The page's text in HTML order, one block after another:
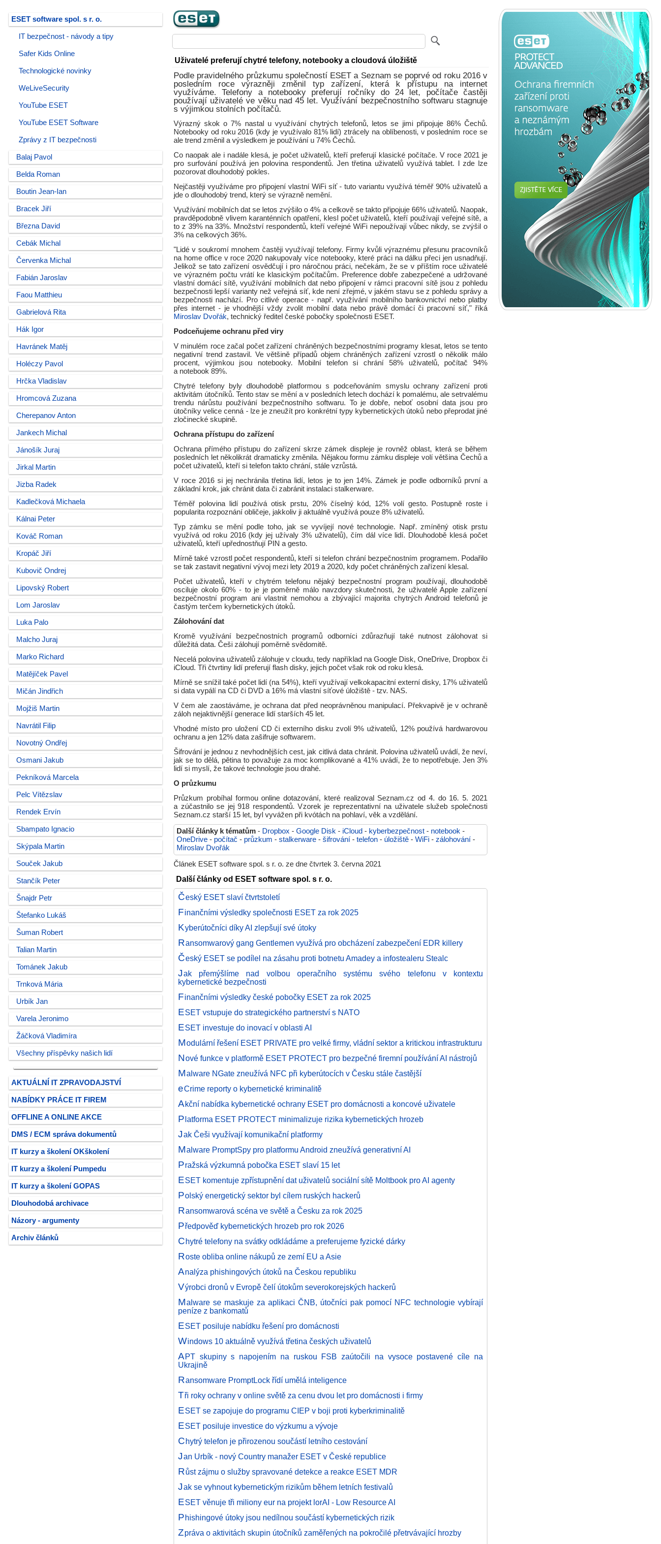
ESET software spol. s r. o.
IT bezpečnost - návody a tipy
Safer Kids Online
Technologické novinky
WeLiveSecurity
YouTube ESET
YouTube ESET Software
Zprávy z IT bezpečnosti
Balaj Pavol
Belda Roman
Boutin Jean-Ian
Bracek Jiří
Března David
Cebák Michal
Červenka Michal
Fabián Jaroslav
Faou Matthieu
Gabrielová Rita
Hák Igor
Havránek Matěj
Holéczy Pavol
Hrčka Vladislav
Hromcová Zuzana
Cherepanov Anton
Jankech Michal
Jánošík Juraj
Jirkal Martin
Jizba Radek
Kadlečková Michaela
Kálnai Peter
Kováč Roman
Kropáč Jiří
Kubovič Ondrej
Lipovský Robert
Lom Jaroslav
Luka Palo
Malcho Juraj
Marko Richard
Matějíček Pavel
Mičán Jindřich
Mojžiš Martin
Navrátil Filip
Novotný Ondřej
Osmani Jakub
Pekníková Marcela
Pelc Vítězslav
Rendek Ervín
Sbampato Ignacio
Skýpala Martin
Souček Jakub
Stančík Peter
Šnajdr Petr
Štefanko Lukáš
Šuman Robert
Talian Martin
Tománek Jakub
Trnková Mária
Urbík Jan
Varela Jeronimo
Žáčková Vladimíra
Všechny příspěvky našich lidí
AKTUÁLNÍ IT ZPRAVODAJSTVÍ
NABÍDKY PRÁCE IT FIREM
OFFLINE A ONLINE AKCE
DMS / ECM správa dokumentů
IT kurzy a školení OKškolení
IT kurzy a školení Pumpedu
IT kurzy a školení GOPAS
Dlouhodobá archivace
Názory - argumenty
Archiv článků
Uživatelé preferují chytré telefony, notebooky a cloudová úložiště
Podle pravidelného průzkumu společností ESET a Seznam se poprvé od roku 2016 v
posledním roce výrazněji změnil typ zařízení, která k přístupu na internet
využíváme. Telefony a notebooky preferují ročníky do 24 let, počítače častěji
používají uživatelé ve věku nad 45 let. Využívání bezpečnostního softwaru stagnuje
s výjimkou stolních počítačů.
Výrazný skok o 7% nastal u využívání chytrých telefonů, letos se jimi připojuje 86% Čechů.
Notebooky od roku 2016 (kdy je využívalo 81% lidí) ztrácely na oblíbenosti, v posledním roce se
ale trend změnil a výsledkem je používání u 74% Čechů.
Co naopak ale i nadále klesá, je počet uživatelů, kteří preferují klasické počítače. V roce 2021 je
pro surfování používá jen polovina respondentů. Jen třetina uživatelů využívá tablet. I zde lze
pozorovat dlouhodobý pokles.
Nejčastěji využíváme pro připojení vlastní WiFi síť - tuto variantu využívá téměř 90% uživatelů a
jde o dlouhodobý trend, který se výrazně nemění.
Využívání mobilních dat se letos zvýšilo o 4% a celkově se takto připojuje 66% uživatelů. Naopak,
pravděpodobně vlivem karanténních opatření, klesl počet uživatelů, kteří používají veřejné sítě, a
to z 39% na 33%. Množství respondentů, kteří veřejné WiFi nepoužívají vůbec nikdy, se zvýšil o
3% na celkových 36%.
"Lidé v soukromí mnohem častěji využívají telefony. Firmy kvůli výraznému přesunu pracovníků
na home office v roce 2020 nakupovaly více notebooky, které práci na dálku přeci jen usnadňují.
Jelikož se tato zařízení osvědčují i pro náročnou práci, nečekám, že se v příštím roce uživatelé
ve výrazném počtu vrátí ke klasickým počítačům. Preference dobře zabezpečené a udržované
vlastní domácí sítě, využívání mobilních dat nebo připojení v rámci pracovní sítě jsou z pohledu
bezpečnosti lepší varianty než veřejná síť, kde není zřejmé, v jakém stavu se z pohledu správy a
bezpečnosti nachází. Pro citlivé operace - např. využívání mobilního bankovnictví nebo platby
přes internet - je vhodnější vždy zvolit mobilní data nebo právě domácí či pracovní síť," říká
Miroslav Dvořák, technický ředitel české pobočky společnosti ESET.
Podceňujeme ochranu před viry
V minulém roce začal počet zařízení chráněných bezpečnostními programy klesat, letos se tento
negativní trend zastavil. Ve většině případů objem chráněných zařízení vzrostl o několik málo
procent, výjimkou jsou notebooky. Mobilní telefon si chrání 58% uživatelů, počítač 94%
a notebook 89%.
Chytré telefony byly dlouhodobě platformou s podceňováním smyslu ochrany zařízení proti
aktivitám útočníků. Tento stav se mění a v posledních letech dochází k pomalému, ale setrvalému
trendu nárůstu používání bezpečnostního softwaru. To je dobře, neboť osobní data jsou pro
útočníky velice cenná - lze je zneužít pro konkrétní typy kybernetických útoků nebo přeprodat jiné
zločinecké skupině.
Ochrana přístupu do zařízení
Ochrana přímého přístupu do zařízení skrze zámek displeje je rovněž oblast, která se během
posledních let několikrát dramaticky změnila. Nějakou formu zámku displeje volí většina Čechů a
počet uživatelů, kteří si telefon takto chrání, stále vzrůstá.
V roce 2016 si jej nechránila třetina lidí, letos je to jen 14%. Zámek je podle odborníků první a
základní krok, jak chránit data či zabránit instalaci stalkerware.
Téměř polovina lidí používá otisk prstu, 20% číselný kód, 12% volí gesto. Postupně roste i
popularita rozpoznání obličeje, jakkoliv ji aktuálně využívá pouze 8% uživatelů.
Typ zámku se mění podle toho, jak se vyvíjejí nové technologie. Např. zmíněný otisk prstu
využívá od roku 2016 (kdy jej užívaly 3% uživatelů), čím dál více lidí. Dlouhodobě klesá počet
uživatelů, kteří upřednostňují PIN a gesto.
Mírně také vzrostl počet respondentů, kteří si telefon chrání bezpečnostním programem. Podařilo
se tak zastavit negativní vývoj mezi lety 2019 a 2020, kdy počet chráněných zařízení klesal.
Počet uživatelů, kteří v chytrém telefonu nějaký bezpečnostní program používají, dlouhodobě
osciluje okolo 60% - to je je poměrně málo navzdory skutečnosti, že uživatelé Apple zařízení
bezpečnostní program ani vlastnit nemohou a zbývající majorita chytrých Android telefonů je
častým terčem kybernetických útoků.
Zálohování dat
Kromě využívání bezpečnostních programů odborníci zdůrazňují také nutnost zálohovat si
důležitá data. Češi zálohují poměrně svědomitě.
Necelá polovina uživatelů zálohuje v cloudu, tedy například na Google Disk, OneDrive, Dropbox či
iCloud. Tři čtvrtiny lidí preferují flash disky, jejich počet však rok od roku klesá.
Mírně se snížil také počet lidí (na 54%), kteří využívají velkokapacitní externí disky, 17% uživatelů
si data vypálí na CD či DVD a 16% má vlastní síťové úložiště - tzv. NAS.
V čem ale zaostáváme, je ochrana dat před neoprávněnou manipulací. Překvapivě je v ochraně
záloh nejaktivnější generace lidí starších 45 let.
Vhodné místo pro uložení CD či externího disku zvolí 9% uživatelů, 12% používá hardwarovou
ochranu a jen 12% data zašifruje softwarem.
Šifrování je jednou z nevhodnějších cest, jak citlivá data chránit. Polovina uživatelů uvádí, že neví,
jak se to dělá, pětina to považuje za moc komplikované a 41% uvádí, že to nepotřebuje. Jen 3%
lidí si myslí, že takové technologie jsou drahé.
O průzkumu
Průzkum probíhal formou online dotazování, které realizoval Seznam.cz od 4. do 16. 5. 2021
a zúčastnilo se jej 918 respondentů. Vzorek je reprezentativní na uživatele služeb společnosti
Seznam.cz starší 15 let, byl vyvážen při kvótách na pohlaví, věk a vzdělání.
Další články k tématům - Dropbox - Google Disk - iCloud - kyberbezpečnost - notebook -
OneDrive - počítač - průzkum - stalkerware - šifrování - telefon - úložiště - WiFi - zálohování -
Miroslav Dvořák
Článek ESET software spol. s r. o. ze dne čtvrtek 3. června 2021
Další články od ESET software spol. s r. o.
Český ESET slaví čtvrtstoletí
Finančními výsledky společnosti ESET za rok 2025
Kyberútočníci díky AI zlepšují své útoky
Ransomwarový gang Gentlemen využívá pro obcházení zabezpečení EDR killery
Český ESET se podílel na zásahu proti botnetu Amadey a infostealeru Stealc
Jak přemýšlíme nad volbou operačního systému svého telefonu v kontextu
kybernetické bezpečnosti
Finančními výsledky české pobočky ESET za rok 2025
ESET vstupuje do strategického partnerství s NATO
ESET investuje do inovací v oblasti AI
Modulární řešení ESET PRIVATE pro velké firmy, vládní sektor a kritickou infrastrukturu
Nové funkce v platformě ESET PROTECT pro bezpečné firemní používání AI nástrojů
Malware NGate zneužívá NFC při kyberútocích v Česku stále častější
eCrime reporty o kybernetické kriminalitě
Akční nabídka kybernetické ochrany ESET pro domácnosti a koncové uživatele
Platforma ESET PROTECT minimalizuje rizika kybernetických hrozeb
Jak Češi využívají komunikační platformy
Malware PromptSpy pro platformu Android zneužívá generativní AI
Pražská výzkumná pobočka ESET slaví 15 let
ESET komentuje zpřístupnění dat uživatelů sociální sítě Moltbook pro AI agenty
Polský energetický sektor byl cílem ruských hackerů
Ransomwarová scéna ve světě a Česku za rok 2025
Předpověď kybernetických hrozeb pro rok 2026
Chytré telefony na svátky odkládáme a preferujeme fyzické dárky
Roste obliba online nákupů ze zemí EU a Asie
Analýza phishingových útoků na Českou republiku
Výrobci dronů v Evropě čelí útokům severokorejských hackerů
Malware se maskuje za aplikaci ČNB, útočníci pak pomocí NFC technologie vybírají
peníze z bankomatů
ESET posiluje nabídku řešení pro domácnosti
Windows 10 aktuálně využívá třetina českých uživatelů
APT skupiny s napojením na ruskou FSB zaútočili na vysoce postavené cíle na
Ukrajině
Ransomware PromptLock řídí umělá inteligence
Tři roky ochrany v online světě za cenu dvou let pro domácnosti i firmy
ESET se zapojuje do programu CIEP v boji proti kyberkriminalitě
ESET posiluje investice do výzkumu a vývoje
Chytrý telefon je přirozenou součástí letního cestování
Jan Urbík - nový Country manažer ESET v České republice
Růst zájmu o služby spravované detekce a reakce ESET MDR
Jak se vyhnout kybernetickým rizikům během letních festivalů
ESET věnuje tři miliony eur na projekt lorAI - Low Resource AI
Phishingové útoky jsou nedílnou součástí kybernetických rizik
Zpráva o aktivitách skupin útočníků zaměřených na pokročilé přetrvávající hrozby